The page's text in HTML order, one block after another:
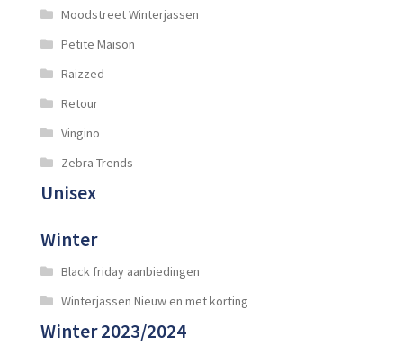
Moodstreet Winterjassen
Petite Maison
Raizzed
Retour
Vingino
Zebra Trends
Unisex
Winter
Black friday aanbiedingen
Winterjassen Nieuw en met korting
Winter 2023/2024